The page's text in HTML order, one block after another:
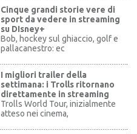
Cinque grandi storie vere di
sport da vedere in streaming
su DIsney+
Bob, hockey sul ghiaccio, golf e
pallacanestro: ec
I migliori trailer della
settimana: i Trolls ritornano
direttamente in streaming
Trolls World Tour, inizialmente
atteso nei cinema,